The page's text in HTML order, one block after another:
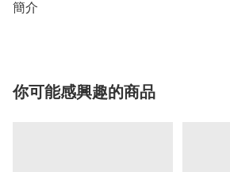
簡介
你可能感興趣的商品